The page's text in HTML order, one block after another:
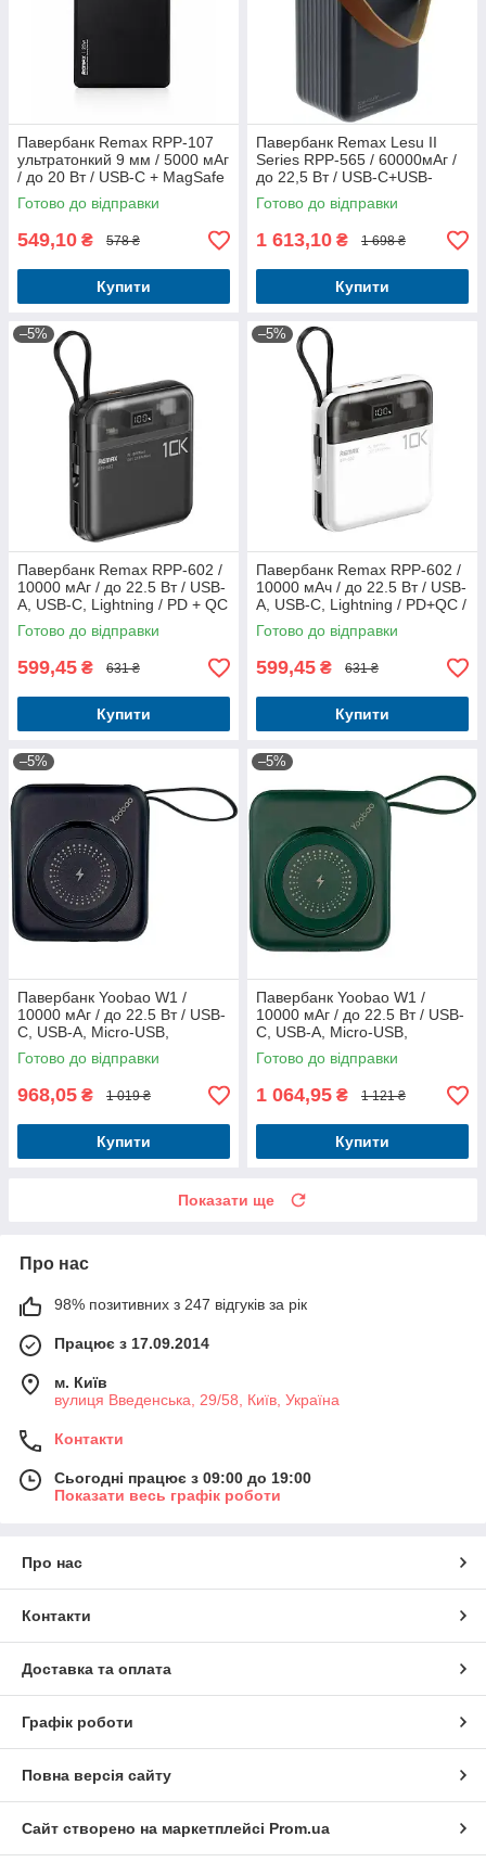
Павербанк Remax RPP-107
ультратонкий 9 мм / 5000 мАг
/ до 20 Вт / USB-C + MagSafe
/ PD+QC / Чорний
Готово до відправки
549,10 ₴ 578 ₴
Купити
Павербанк Remax Lesu II
Series RPP-565 / 60000мАг /
до 22,5 Вт / USB-C+USB-
A+Lightning / PD+QC / із
вбудованими кабелями /
Готово до відправки
1 613,10 ₴ 1 698 ₴
Купити
–5%
Павербанк Remax RPP-602 /
10000 мАг / до 22.5 Вт / USB-
A, USB-C, Lightning / PD + QC
/ З кабелем / Чорний
Готово до відправки
599,45 ₴ 631 ₴
Купити
–5%
Павербанк Remax RPP-602 /
10000 мАч / до 22.5 Вт / USB-
A, USB-C, Lightning / PD+QC /
С кабелем / Білий
Готово до відправки
599,45 ₴ 631 ₴
Купити
–5%
Павербанк Yoobao W1 /
10000 мАг / до 22.5 Вт / USB-
C, USB-A, Micro-USB,
MagSafe, Lightning / PD + QC
/ З кабелем / Темно-синій
Готово до відправки
968,05 ₴ 1 019 ₴
Купити
–5%
Павербанк Yoobao W1 /
10000 мАг / до 22.5 Вт / USB-
C, USB-A, Micro-USB,
MagSafe, Lightning / PD+QC /
З кабелем / Зелений
Готово до відправки
1 064,95 ₴ 1 121 ₴
Купити
Показати ще
Про нас
98% позитивних з 247 відгуків за рік
Працює з 17.09.2014
м. Київ
вулиця Введенська, 29/58, Київ, Україна
Контакти
Сьогодні працює з 09:00 до 19:00
Показати весь графік роботи
Про нас
Контакти
Доставка та оплата
Графік роботи
Повна версія сайту
Сайт створено на маркетплейсі Prom.ua